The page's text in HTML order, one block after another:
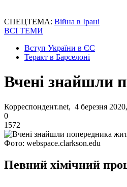
СПЕЦТЕМА: Війна в Ірані
ВСІ ТЕМИ
Вступ України в ЄС
Теракт в Барселоні
Вчені знайшли
Корреспондент.net, 4 березня
0
1572
Фото: webspace.clarkson.edu
Певний хімічний